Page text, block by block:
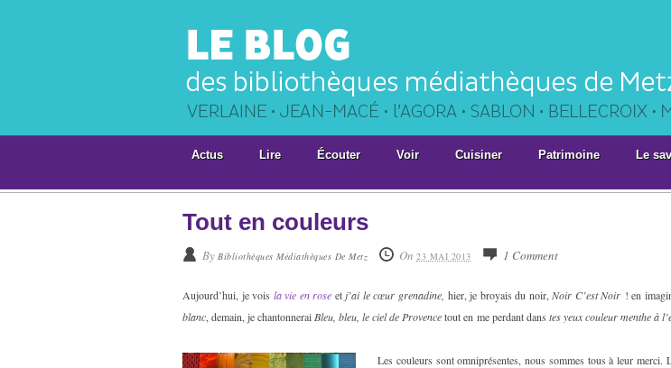
Actus Lire Écouter Voir Cuisiner Patrimoine Le
Tout en couleurs
By Bibliothèques Médiathèques De Metz On 23 MAI 2013 1 Comment
Aujourd’hui, je vois la vie en rose et j’ai le cœur grenadine, hier, je broyais du noir,Noir C’est Noir ! en
blanc , demain, je chantonnerai Bleu, bleu, le ciel de Provencetout en me perdant dans tes yeux couleur menthe à
Les couleurs sont omniprésentes, nous sommes tous à leur merci.